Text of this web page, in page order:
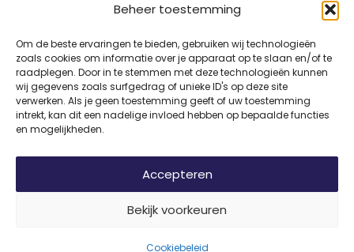
Beheer toestemming
Om de beste ervaringen te bieden, gebruiken wij technologieën
zoals cookies om informatie over je apparaat op te slaan en/of te
raadplegen. Door in te stemmen met deze technologieën kunnen
wij gegevens zoals surfgedrag of unieke ID's op deze site
verwerken. Als je geen toestemming geeft of uw toestemming
intrekt, kan dit een nadelige invloed hebben op bepaalde functies
en mogelijkheden.
Accepteren
Bekijk voorkeuren
Cookiebeleid
Griep
Haaruitval
Overgangsklachten
DisclaimerPrivacyAlgemene voorwaarden
© 2026 Vitamine Informatiebureau | Copyright | Met trots ontwikkeld